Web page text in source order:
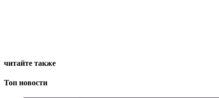
читайте также
Топ новости